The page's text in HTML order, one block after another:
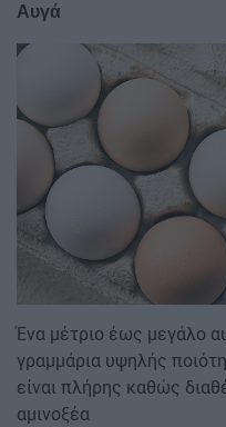
Αυγά
Image
Ένα μέτριο έως μεγάλο
γραμμάρια υψηλής
είναι πλήρης καθώς
αμινοξέα